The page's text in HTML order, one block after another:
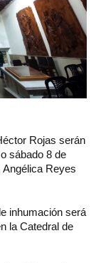
Rojas serán
sábado 8 de
Angélica Reyes
inhumación será
la Catedral de